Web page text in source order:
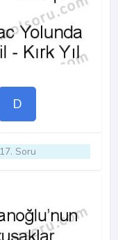
D
Soru